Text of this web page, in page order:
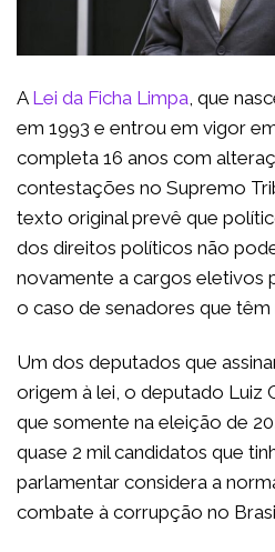
A Lei da Ficha Limpa, que
em 1993 e entrou em vigor
completa 16 anos com
contestações no Supremo
texto original prevê que
dos direitos políticos não
novamente a cargos eletivos
o caso de senadores que
Um dos deputados que
origem à lei, o deputado Luiz
que somente na eleição de
quase 2 mil candidatos que
parlamentar considera a
combate à corrupção no